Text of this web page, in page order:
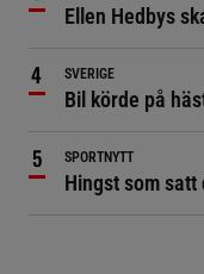
Ellen Hedbys
SVERIGE
Bil körde på
SPORTNYTT
Hingst som